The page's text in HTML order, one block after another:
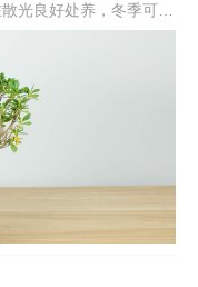
光良好处养，冬季可接
：春秋是3-5天浇一
事项：春季可进行换